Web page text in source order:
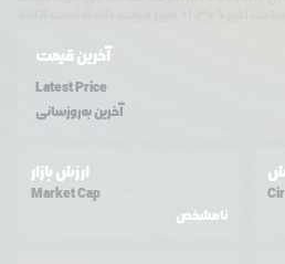
آخرین قیمت
Latest Price
آخرین به‌روزسانی
ارزش بازار
Market Cap
نامشخص